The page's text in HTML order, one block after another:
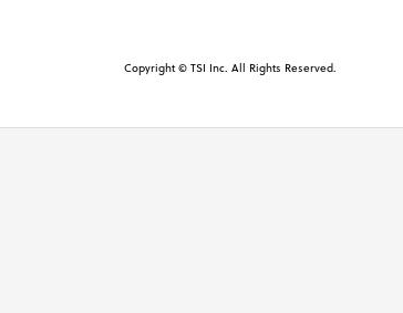
Copyright © TSI Inc. All Rights Reserved.